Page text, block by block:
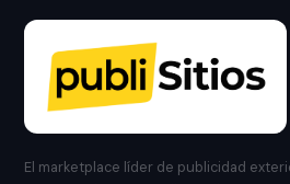
El marketplace líder de publicidad